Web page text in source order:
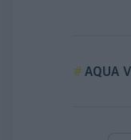
AQUA